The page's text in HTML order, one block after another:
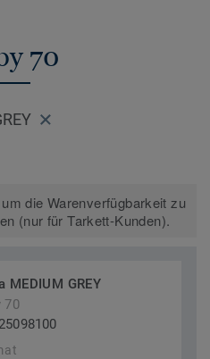
70
um die Warenverfügbarkeit zu
(nur für Tarkett-Kunden).
MEDIUM GREY
70